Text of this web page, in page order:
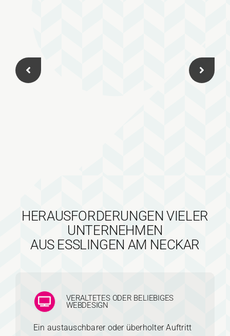
HERAUSFORDERUNGEN VIELER
UNTERNEHMEN
AUS ESSLINGEN AM NECKAR
VERALTETES ODER BELIEBIGES
WEBDESIGN
Ein austauschbarer oder überholter Auftritt